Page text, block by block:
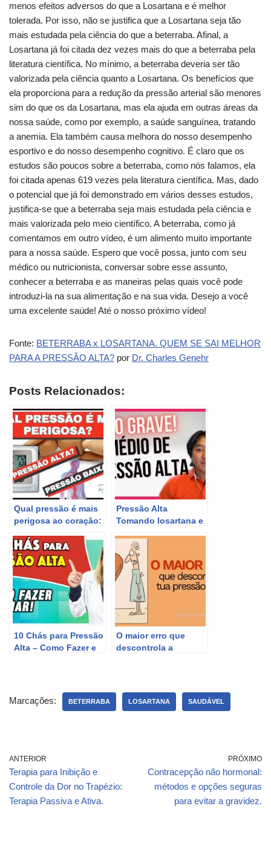
menos efeitos adversos do que a Losartana e é melhor
tolerada. Por isso, não se justifica que a Losartana seja tão
mais estudada pela ciência do que a beterraba. Afinal, a
Losartana já foi citada dez vezes mais do que a beterraba pela
literatura científica. No mínimo, a beterraba deveria ser tão
valorizada pela ciência quanto a Losartana. Os benefícios que
ela proporciona para a redução da pressão arterial são menores
sim do que os da Losartana, mas ela ajuda em outras áreas da
nossa saúde, como por exemplo, a saúde sanguínea, tratando
a anemia. Ela também causa melhora do nosso desempenho
esportivo e do nosso desempenho cognitivo. É claro que os
estudos são poucos sobre a beterraba, como nós falamos, ela
foi citada apenas 619 vezes pela literatura científica. Mas, dado
o potencial que já foi demonstrado em vários desses estudos,
justifica-se que a beterraba seja mais estudada pela ciência e
mais valorizada pelo meio científico. A beterraba, como já
comentamos em outro vídeo, é um alimento muito importante
para a nossa saúde. Espero que você possa, junto com seu
médico ou nutricionista, conversar sobre esse assunto,
conhecer a beterraba e as maneiras pelas quais você pode
introduzi-la na sua alimentação e na sua vida. Desejo a você
uma excelente saúde! Até o nosso próximo vídeo!
Fonte: BETERRABA x LOSARTANA. QUEM SE SAI MELHOR
PARA A PRESSÃO ALTA? por Dr. Charles Genehr
Posts Relacionados:
Qual pressão é mais
perigosa ao coração:
Comparação e
análise.
Pressão Alta
Tomando losartana e
O que acontece?
10 Chás para Pressão
Alta – Como Fazer e
O maior erro que
descontrola a
pressão fica alta?
Marcações: BETERRABA LOSARTANA SAUDÁVEL
ANTERIOR
Terapia para Inibição e
Controle da Dor no Trapézio:
Terapia Passiva e Ativa.
PRÓXIMO
Contracepção não hormonal:
métodos e opções seguras
para evitar a gravidez.